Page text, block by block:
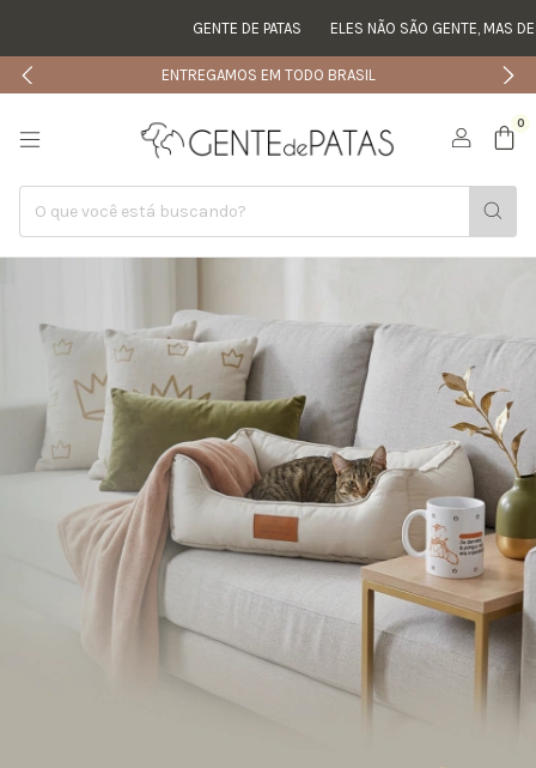
GENTE DE PATAS ELES NÃO SÃO GENTE, MAS
ENTREGAMOS EM TODO BRASIL
0